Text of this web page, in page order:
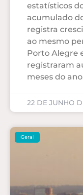
estatísticos
acumulado
registra
ao mesmo
Porto Alegre
registraram
meses do
22 DE JUNHO
Geral